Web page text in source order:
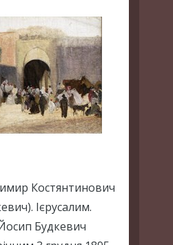
Костянтинович
Ієрусалим.
Будкевич